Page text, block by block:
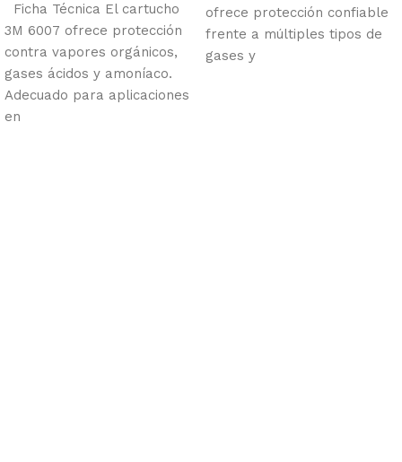
Ficha Técnica El cartucho
3M 6007 ofrece protección
contra vapores orgánicos,
gases ácidos y amoníaco.
Adecuado para aplicaciones
en
ofrece protección confiable
frente a múltiples tipos de
gases y